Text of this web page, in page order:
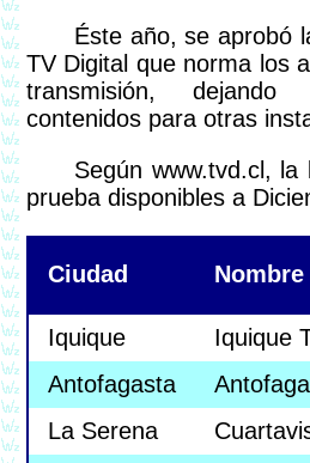
Éste año, se aprobó la base de la ley de
TV Digital que norma los
transmisión,
contenidos para otras
Según www.tvd.cl, la lista de señales de
prueba disponibles a
Ciudad Nombre
Iquique
Iquique
Antofagasta
La Serena